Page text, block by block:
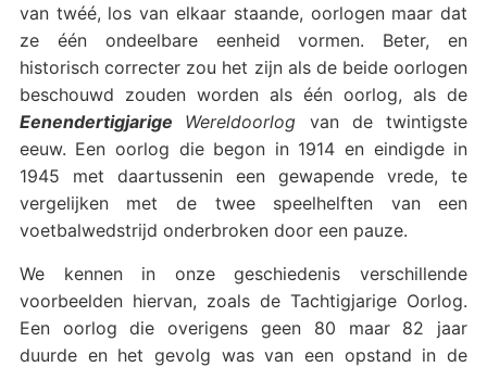
van twéé, los van elkaar staande, oorlogen maar dat
ze één ondeelbare eenheid vormen. Beter, en
historisch correcter zou het zijn als de beide oorlogen
beschouwd zouden worden als één oorlog, als de
Eenendertigjarige Wereldoorlog van de twintigste
eeuw. Een oorlog die begon in 1914 en eindigde in
1945 met daartussenin een gewapende vrede, te
vergelijken met de twee speelhelften van een
voetbalwedstrijd onderbroken door een pauze.
We kennen in onze geschiedenis verschillende
voorbeelden hiervan, zoals de Tachtigjarige Oorlog.
Een oorlog die overigens geen 80 maar 82 jaar
duurde en het gevolg was van een opstand in de